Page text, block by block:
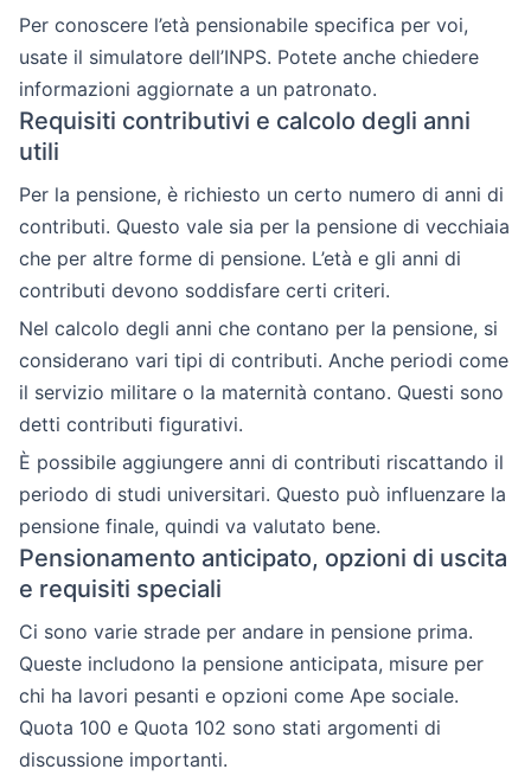
Per conoscere l’età pensionabile specifica per voi,
usate il simulatore dell’INPS. Potete anche chiedere
informazioni aggiornate a un patronato.
Requisiti contributivi e calcolo degli anni
utili
Per la pensione, è richiesto un certo numero di anni di
contributi. Questo vale sia per la pensione di vecchiaia
che per altre forme di pensione. L’età e gli anni di
contributi devono soddisfare certi criteri.
Nel calcolo degli anni che contano per la pensione, si
considerano vari tipi di contributi. Anche periodi come
il servizio militare o la maternità contano. Questi sono
detti contributi figurativi.
È possibile aggiungere anni di contributi riscattando il
periodo di studi universitari. Questo può influenzare la
pensione finale, quindi va valutato bene.
Pensionamento anticipato, opzioni di uscita
e requisiti speciali
Ci sono varie strade per andare in pensione prima.
Queste includono la pensione anticipata, misure per
chi ha lavori pesanti e opzioni come Ape sociale.
Quota 100 e Quota 102 sono stati argomenti di
discussione importanti.